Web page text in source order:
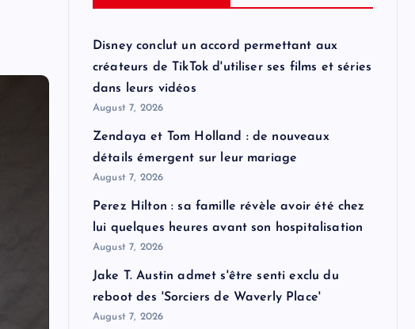
Disney conclut un accord permettant aux
créateurs de TikTok d'utiliser ses films et séries
dans leurs vidéos
August 7, 2026
Zendaya et Tom Holland : de nouveaux
détails émergent sur leur mariage
August 7, 2026
Perez Hilton : sa famille révèle avoir été chez
lui quelques heures avant son hospitalisation
August 7, 2026
Jake T. Austin admet s'être senti exclu du
reboot des 'Sorciers de Waverly Place'
August 7, 2026